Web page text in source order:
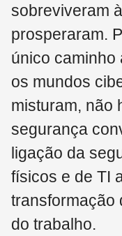
sobreviveram
prosperaram.
único caminho
os mundos
misturam, não
segurança
ligação da
físicos e de TI
transformação
do trabalho.